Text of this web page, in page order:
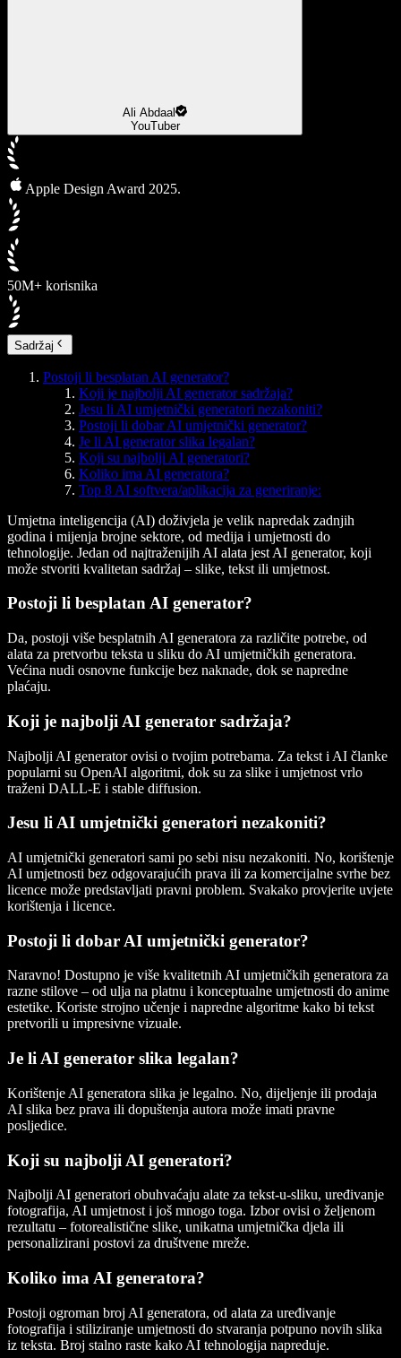
Ali Abdaal
YouTuber
Apple Design Award 2025.
50M+ korisnika
Sadržaj
Postoji li besplatan AI generator?
Koji je najbolji AI generator sadržaja?
Jesu li AI umjetnički generatori nezakoniti?
Postoji li dobar AI umjetnički generator?
Je li AI generator slika legalan?
Koji su najbolji AI generatori?
Koliko ima AI generatora?
Top 8 AI softvera/aplikacija za generiranje:
Umjetna inteligencija (AI) doživjela je velik napredak zadnjih
godina i mijenja brojne sektore, od medija i umjetnosti do
tehnologije. Jedan od najtraženijih AI alata jest AI generator, koji
može stvoriti kvalitetan sadržaj – slike, tekst ili umjetnost.
Postoji li besplatan AI generator?
Da, postoji više besplatnih AI generatora za različite potrebe, od
alata za pretvorbu teksta u sliku do AI umjetničkih generatora.
Većina nudi osnovne funkcije bez naknade, dok se napredne
plaćaju.
Koji je najbolji AI generator sadržaja?
Najbolji AI generator ovisi o tvojim potrebama. Za tekst i AI članke
popularni su OpenAI algoritmi, dok su za slike i umjetnost vrlo
traženi DALL-E i stable diffusion.
Jesu li AI umjetnički generatori nezakoniti?
AI umjetnički generatori sami po sebi nisu nezakoniti. No, korištenje
AI umjetnosti bez odgovarajućih prava ili za komercijalne svrhe bez
licence može predstavljati pravni problem. Svakako provjerite uvjete
korištenja i licence.
Postoji li dobar AI umjetnički generator?
Naravno! Dostupno je više kvalitetnih AI umjetničkih generatora za
razne stilove – od ulja na platnu i konceptualne umjetnosti do anime
estetike. Koriste strojno učenje i napredne algoritme kako bi tekst
pretvorili u impresivne vizuale.
Je li AI generator slika legalan?
Korištenje AI generatora slika je legalno. No, dijeljenje ili prodaja
AI slika bez prava ili dopuštenja autora može imati pravne
posljedice.
Koji su najbolji AI generatori?
Najbolji AI generatori obuhvaćaju alate za tekst-u-sliku, uređivanje
fotografija, AI umjetnost i još mnogo toga. Izbor ovisi o željenom
rezultatu – fotorealistične slike, unikatna umjetnička djela ili
personalizirani postovi za društvene mreže.
Koliko ima AI generatora?
Postoji ogroman broj AI generatora, od alata za uređivanje
fotografija i stiliziranje umjetnosti do stvaranja potpuno novih slika
iz teksta. Broj stalno raste kako AI tehnologija napreduje.